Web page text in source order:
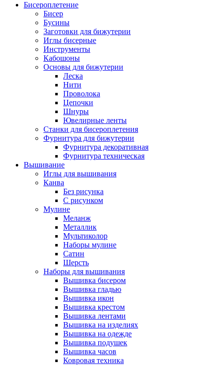
Бисероплетение
Бисер
Бусины
Заготовки для бижутерии
Иглы бисерные
Инструменты
Кабошоны
Основы для бижутерии
Леска
Нити
Проволока
Цепочки
Шнуры
Ювелирные ленты
Станки для бисероплетения
Фурнитура для бижутерии
Фурнитура декоративная
Фурнитура техническая
Вышивание
Иглы для вышивания
Канва
Без рисунка
С рисунком
Мулине
Меланж
Металлик
Мультиколор
Наборы мулине
Сатин
Шерсть
Наборы для вышивания
Вышивка бисером
Вышивка гладью
Вышивка икон
Вышивка крестом
Вышивка лентами
Вышивка на изделиях
Вышивка на одежде
Вышивка подушек
Вышивка часов
Ковровая техника